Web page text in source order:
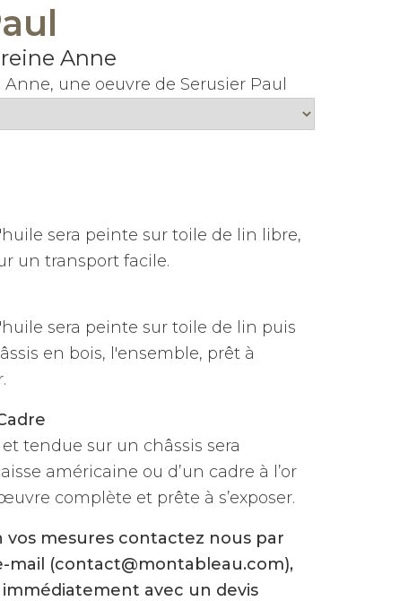
Anne
une oeuvre de Serusier Paul
sera peinte sur toile de lin libre,
un transport facile.
sera peinte sur toile de lin puis
en bois, l'ensemble, prêt à
tendue sur un châssis sera
américaine ou d’un cadre à l’or
complète et prête à s’exposer.
mesures contactez nous par
mail (contact@montableau.com),
avec un devis